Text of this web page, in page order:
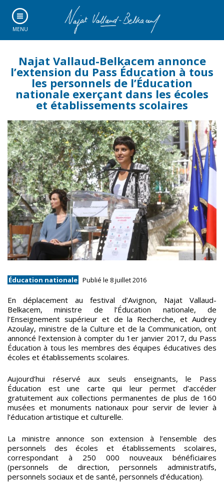
MENU
Najat Vallaud-Belkacem annonce
l’extension du Pass Éducation à tous
les personnels de l’Éducation
nationale exerçant dans les écoles
et établissements scolaires
Éducation nationale Publié le 8 juillet 2016
En déplacement au festival d’Avignon, Najat Vallaud-
Belkacem, ministre de l’Éducation nationale, de
l’Enseignement supérieur et de la Recherche, et Audrey
Azoulay, ministre de la Culture et de la Communication, ont
annoncé l’extension à compter du 1er janvier 2017, du Pass
Éducation à tous les membres des équipes éducatives des
écoles et établissements scolaires.
Aujourd’hui réservé aux seuls enseignants, le Pass
Éducation est une carte qui leur permet d’accéder
gratuitement aux collections permanentes de plus de 160
musées et monuments nationaux pour servir de levier à
l’éducation artistique et culturelle.
La ministre annonce son extension à l’ensemble des
personnels des écoles et établissements scolaires,
correspondant à 250 000 nouveaux bénéficiaires
(personnels de direction, personnels administratifs,
personnels sociaux et de santé, personnels d’éducation).